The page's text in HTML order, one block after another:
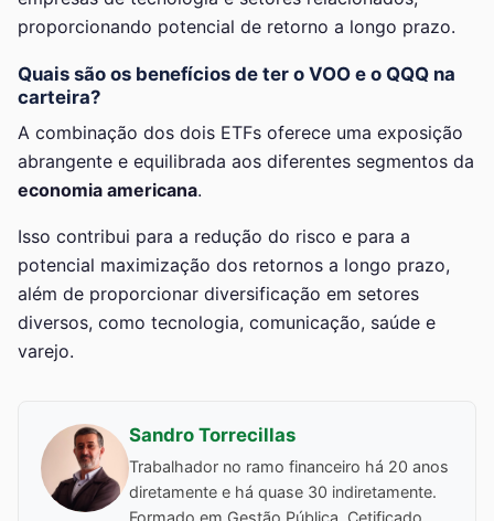
proporcionando potencial de retorno a longo prazo.
Quais são os benefícios de ter o VOO e o QQQ na
carteira?
A combinação dos dois ETFs oferece uma exposição
abrangente e equilibrada aos diferentes segmentos da
economia americana.
Isso contribui para a redução do risco e para a
potencial maximização dos retornos a longo prazo,
além de proporcionar diversificação em setores
diversos, como tecnologia, comunicação, saúde e
varejo.
Sandro Torrecillas
Trabalhador no ramo financeiro há 20 anos
diretamente e há quase 30 indiretamente.
Formado em Gestão Pública. Cetificado